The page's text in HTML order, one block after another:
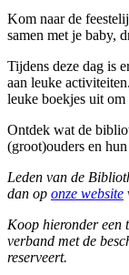
Kom naar de
samen met je baby,
Tijdens deze dag is
aan leuke
leuke boekjes uit
Ontdek wat de
(groot)ouders en
Leden van de
dan op onze website
Koop hieronder een
verband met de
reserveert.